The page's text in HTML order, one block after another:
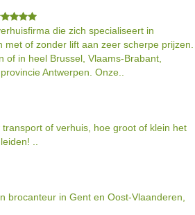
die zich specialiseert in
met of zonder lift aan zeer scherpe prijzen.
of in heel Brussel, Vlaams-Brabant,
Antwerpen. Onze..
of verhuis, hoe groot of klein het
..
brocanteur in Gent en Oost-Vlaanderen,